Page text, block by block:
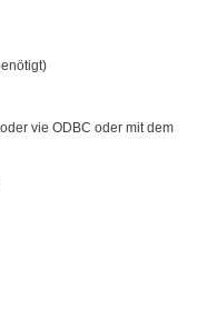
vie ODBC oder mit dem